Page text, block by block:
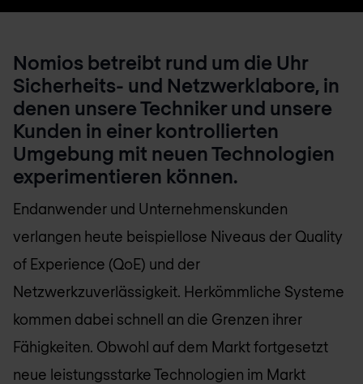
Nomios betreibt rund um die Uhr
Sicherheits- und Netzwerklabore, in
denen unsere Techniker und unsere
Kunden in einer kontrollierten
Umgebung mit neuen Technologien
experimentieren können.
Endanwender und Unternehmenskunden
verlangen heute beispiellose Niveaus der Quality
of Experience (QoE) und der
Netzwerkzuverlässigkeit. Herkömmliche Systeme
kommen dabei schnell an die Grenzen ihrer
Fähigkeiten. Obwohl auf dem Markt fortgesetzt
neue leistungsstarke Technologien im Markt